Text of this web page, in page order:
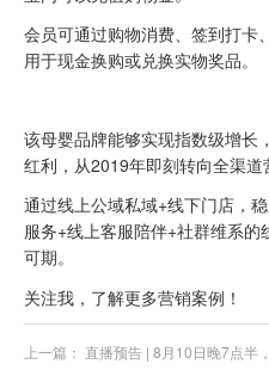
会员可通过购物消费、签到打卡
用于现金换购或兑换实物奖品。
该母婴品牌能够实现指数级增长
红利，从2019年即刻转向全渠道
通过线上公域私域+线下门店，
服务+线上客服陪伴+社群维系
可期。
关注我，了解更多营销案例！
上一篇： 直播预告 | 8月10日晚7点半